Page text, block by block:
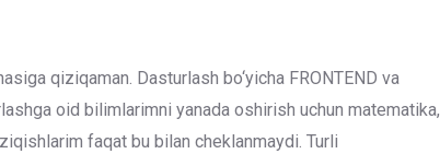
qiziqaman. Dasturlash bo‘yicha FRONTEND va
oid bilimlarimni yanada oshirish uchun matematika,
faqat bu bilan cheklanmaydi. Turli